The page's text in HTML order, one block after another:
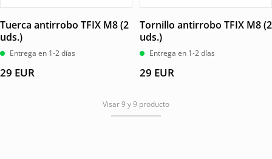
Tuerca antirrobo TFIX M8 (2
uds.)
Entrega en 1-2 días
29 EUR
Tornillo antirrobo TFIX M8 (2
uds.)
Entrega en 1-2 días
29 EUR
Visar 9 y 9 producto